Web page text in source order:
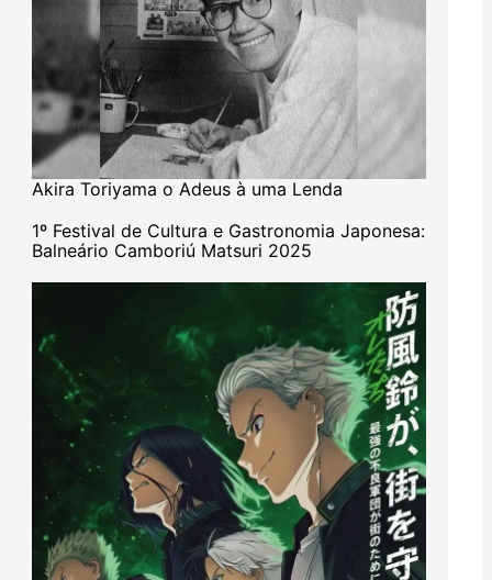
Akira Toriyama o Adeus à uma Lenda
1º Festival de Cultura e Gastronomia Japonesa:
Balneário Camboriú Matsuri 2025